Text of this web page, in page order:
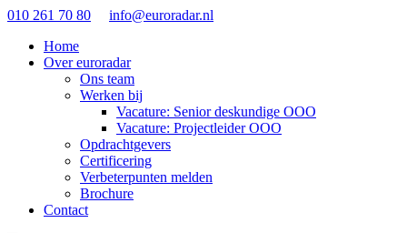
010 261 70 80
info@euroradar.nl
Home
Over euroradar
Ons team
Werken bij
Vacature: Senior deskundige OOO
Vacature: Projectleider OOO
Opdrachtgevers
Certificering
Verbeterpunten melden
Brochure
Contact